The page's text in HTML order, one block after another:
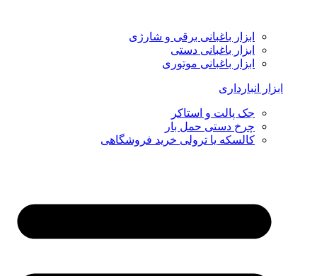
ابزار باغبانی برقی و شارژی
ابزار باغبانی دستی
ابزار باغبانی موتوری
ابزار انبارداری
جک پالت و استاکر
چرخ دستی حمل بار
کالسکه یا ترولی خرید فروشگاهی